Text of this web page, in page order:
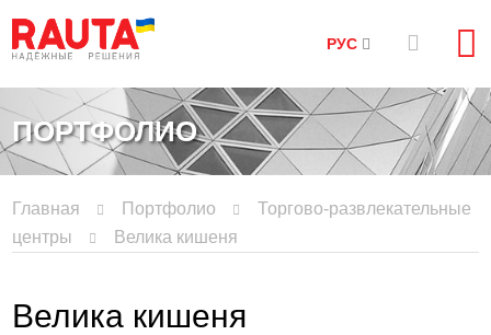
РУС
ПОРТФОЛИО
Главная Портфолио
Торгово-развлекательные
центры
Велика кишеня
Велика кишеня